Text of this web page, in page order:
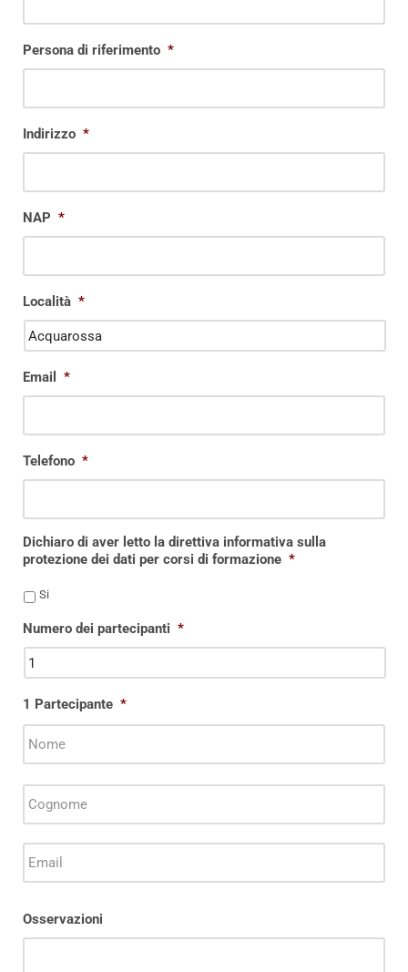
Persona di riferimento *
Indirizzo *
NAP *
Località *
Email *
Telefono *
Dichiaro di aver letto la direttiva informativa sulla
protezione dei dati per corsi di formazione *
Si
Numero dei partecipanti *
1 Partecipante *
Osservazioni